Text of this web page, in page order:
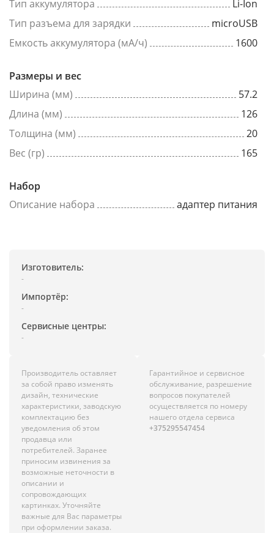
Тип аккумулятора
Li-Ion
Тип разъема для зарядки
microUSB
Емкость аккумулятора (мА/ч)
1600
Размеры и вес
Ширина (мм)
57.2
Длина (мм)
126
Толщина (мм)
20
Вес (гр)
165
Набор
Описание набора
адаптер питания
Изготовитель:
-
Импортёр:
-
Сервисные центры:
-
Производитель оставляет
за собой право изменять
дизайн, технические
характеристики, заводскую
комплектацию без
уведомления об этом
продавца или
потребителей. Заранее
приносим извинения за
возможные неточности в
описании и
сопровождающих
картинках. Уточняйте
важные для Вас параметры
при оформлении заказа.
Гарантийное и сервисное
обслуживание, разрешение
вопросов покупателей
осуществляется по номеру
нашего отдела сервиса
+375295547454